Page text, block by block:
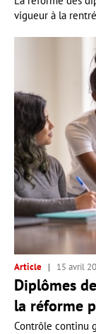
vigueur à la
Article 15 avril
Diplômes
la réforme
Contrôle continu